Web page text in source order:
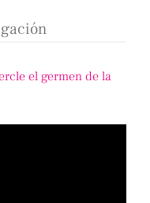
el germen de la